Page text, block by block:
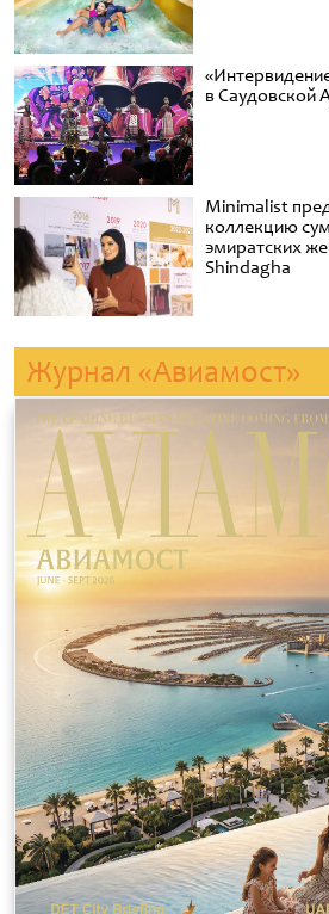
в Саудовской
Minimalist
коллекцию
эмиратских
Shindagha
Журнал «Авиамост»